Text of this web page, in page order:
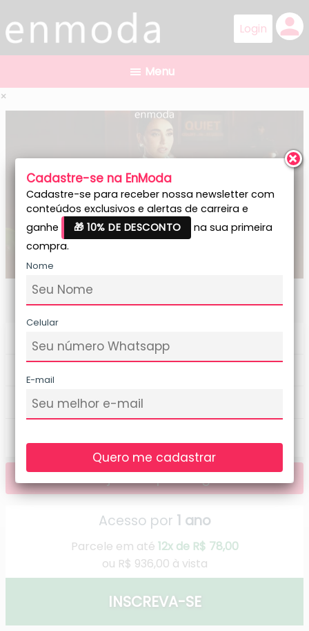
person
×
Fashion Law
32 Horas de curso
111 Aulas
1 Fóruns de discussões
arrow_outwardVeja uma prévia grátis
Acesso por 1 ano
Parcele em até 12x de R$ 78,00
ou R$ 936,00 à vista
INSCREVA-SE
Cadastre-se na EnModa
Cadastre-se para receber nossa newsletter com
conteúdos exclusivos e alertas de carreira e
ganhe
🎁 10% DE DESCONTO
na sua primeira
compra.
Nome
Celular
E-mail
Quero me cadastrar